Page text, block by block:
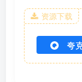
资源下载
夸